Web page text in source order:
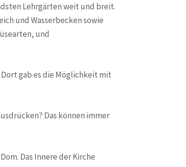
Lehrgärten weit und breit.
und Wasserbecken sowie
und
gab es die Möglichkeit mit
Das können immer
Das Innere der Kirche